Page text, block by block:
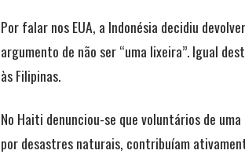
Por falar nos EUA, a Indonésia decidiu
argumento de não ser “uma lixeira”. Igual
às Filipinas.
No Haiti denunciou-se que voluntários de
por desastres naturais, contribuíam